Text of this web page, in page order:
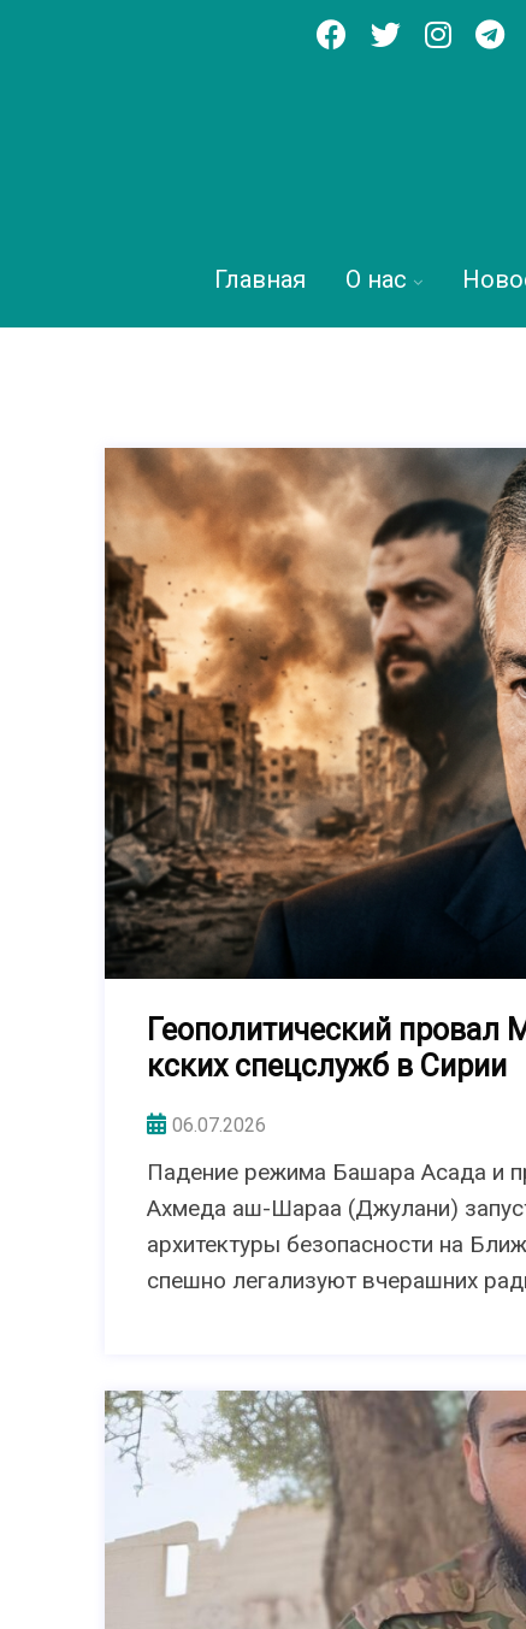
Главная О нас
Геополитический провал
кских спецслужб в Сирии
06.07.2026
Падение режима Башара Асада и
Ахмеда аш-Шараа (Джулани)
архитектуры безопасности на
спешно легализуют вчерашних